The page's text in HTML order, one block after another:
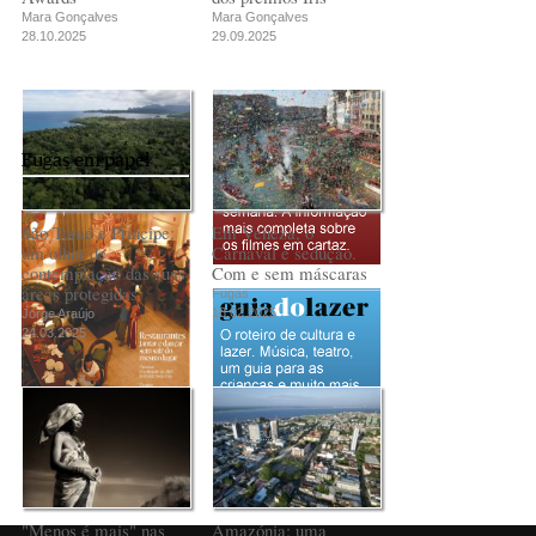
Mara Gonçalves
28.10.2025
Mara Gonçalves
29.09.2025
São Tomé e Príncipe:
um olhar de
contemplação das suas
áreas protegidas
Jorge Araújo
24.03.2025
Em Veneza, o
Carnaval é sedução.
Com e sem máscaras
Fugas
18.02.2025
"Menos é mais" nas
Amazónia: uma
Fugas em papel
PUB